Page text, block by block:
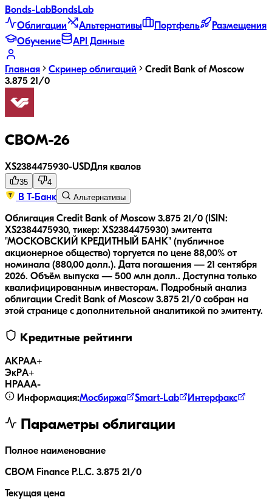
Bonds-LabBondsLab
Облигации
Альтернативы Портфель
Размещения
Обучение
API Данные
Главная Скринер облигаций
Credit Bank of Moscow
3.875 21/0
CBOM-26
XS2384475930-USDДля квалов
35 4
В Т-Банк Альтернативы
Облигация Credit Bank of Moscow 3.875 21/0 (ISIN:
XS2384475930, тикер: XS2384475930) эмитента
"МОСКОВСКИЙ КРЕДИТНЫЙ БАНК" (публичное
акционерное общество) торгуется по цене 88,00% от
номинала (880,00 долл.). Дата погашения — 21 сентября
2026. Объём выпуска — 500 млн долл.. Доступна только
квалифицированным инвесторам.
Подробный анализ
облигации Credit Bank of Moscow 3.875 21/0 собран на
этой странице с дополнительной аналитикой по эмитенту.
Кредитные рейтинги
АКРАA+
ЭкРA+
НРАAA-
Информация:Мосбиржа Smart-Lab Интерфакс
Параметры облигации
Полное наименование
CBOM Finance P.L.C. 3.875 21/0
Текущая цена